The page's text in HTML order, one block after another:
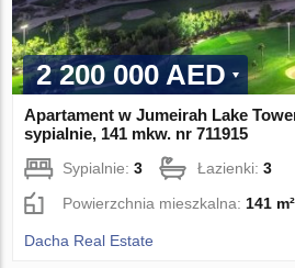
2 200 000 AED
Apartament w Jumeirah Lake
sypialnie, 141 mkw. nr 711915
Sypialnie:3 Łazienki:3
Powierzchnia mieszkalna: 141 m²
Dacha Real Estate